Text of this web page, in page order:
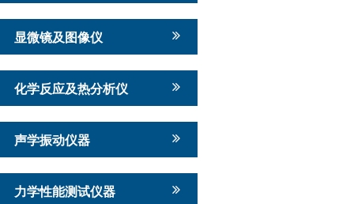
显微镜及图像仪
化学反应及热分析仪
声学振动仪器
力学性能测试仪器